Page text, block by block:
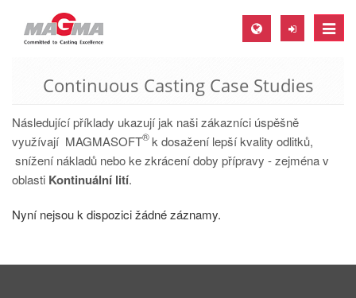
Toggle
MAGMA Europe, Germany
EN
CS
EN
Continuous Casting Case Studies
Následující příklady ukazují jak naši zákazníci úspěšně
využívají MAGMASOFT
®k dosažení lepší kvality odlitků,
snížení nákladů nebo ke zkrácení doby přípravy - zejména v
oblasti Kontinuální lití.
Nyní nejsou k dispozici žádné záznamy.